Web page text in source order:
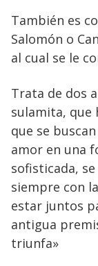
También es
Salomón o
al cual se le
Trata de dos
sulamita, que
que se
amor en una
sofisticada,
siempre con
estar juntos
antigua
triunfa»